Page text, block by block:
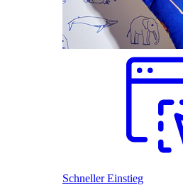
Schneller Einstieg